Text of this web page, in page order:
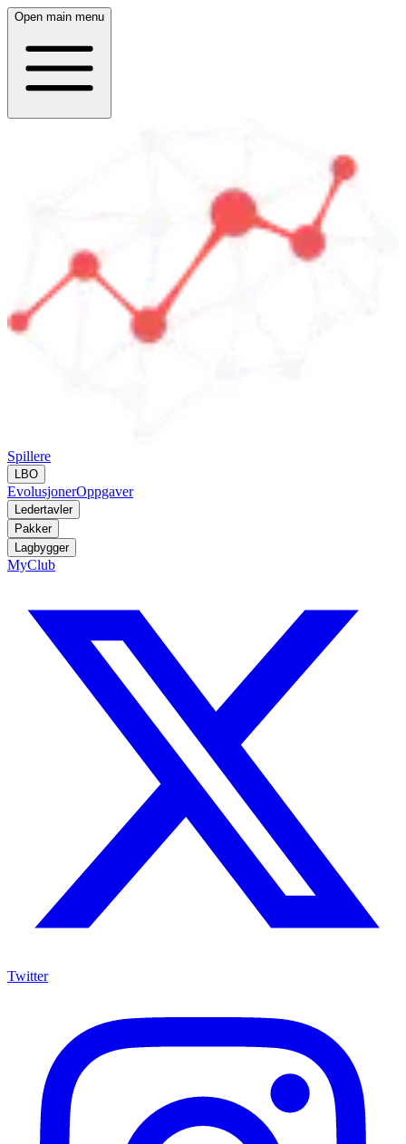
Open main menu
Spillere
LBO
EvolusjonerOppgaver
Ledertavler
Pakker
Lagbygger
MyClub
Twitter